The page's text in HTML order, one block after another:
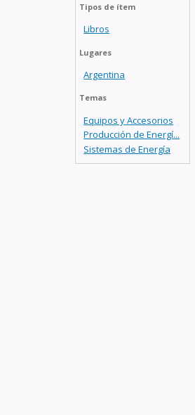
Tipos de ítem
Libros
Lugares
Argentina
Temas
Equipos y Accesorios
Producción de Energí...
Sistemas de Energía